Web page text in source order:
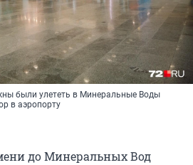
были улететь в Минеральные Воды
в аэропорту
до Минеральных Вод